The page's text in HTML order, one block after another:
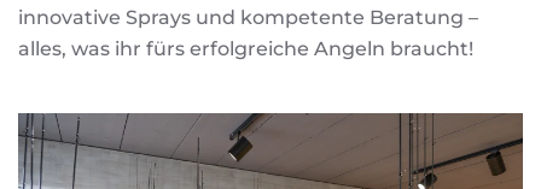
innovative Sprays und kompetente Beratung –
alles, was ihr fürs erfolgreiche Angeln braucht!